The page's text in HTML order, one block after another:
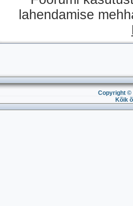
lahendamise
Copyright ©
Kõik